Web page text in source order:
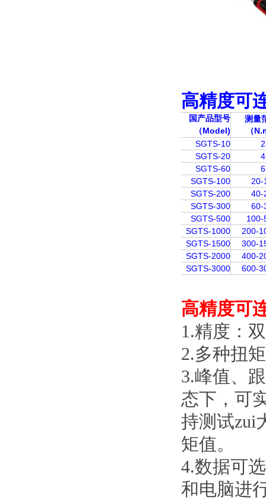
高精度可
国产品型号
（Model)
测量
（
SGTS-10
SGTS-20
SGTS-60
SGTS-100
20-
SGTS-200
40-
SGTS-300
60-
SGTS-500
100-
SGTS-1000
200-
SGTS-1500
300-
SGTS-2000
400-
SGTS-3000
600-
高精度可
1.精度：
2.多种扭
3.峰值、
态下，可
持测试zui
矩值。
4.数据可
和电脑进